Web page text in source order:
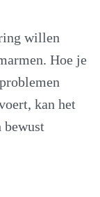
willen
Hoe je
kan het